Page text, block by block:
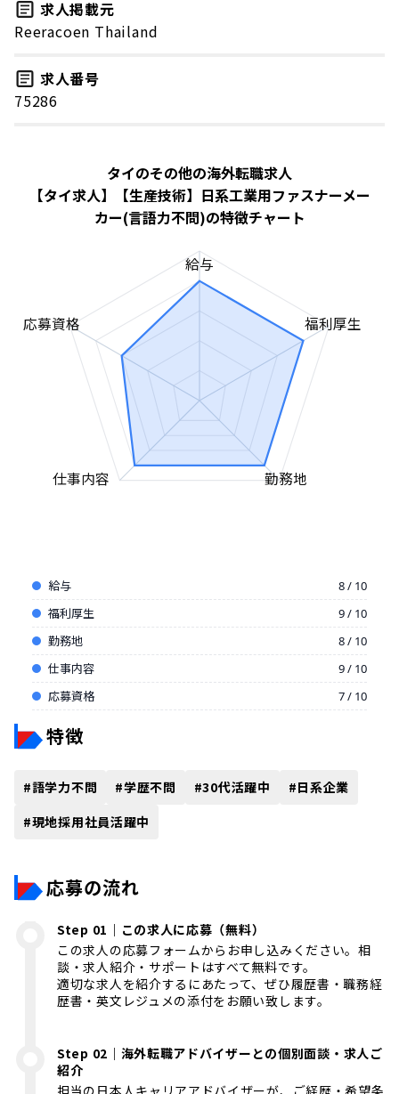
求人掲載元
Reeracoen Thailand
求人番号
75286
タイのその他の海外転職求人
【タイ求人】【生産技術】日系工業用ファスナーメー
カー(言語力不問)の特徴チャート
給与
福利厚生
勤務地
仕事内容
応募資格
給与
8 / 10
福利厚生
9 / 10
勤務地
8 / 10
仕事内容
9 / 10
応募資格
7 / 10
特徴
#語学力不問 #学歴不問 #30代活躍中 #日系企業
#現地採用社員活躍中
応募の流れ
Step 01｜この求人に応募（無料）
この求人の応募フォームからお申し込みください。相
談・求人紹介・サポートはすべて無料です。
適切な求人を紹介するにあたって、ぜひ履歴書・職務経
歴書・英文レジュメの添付をお願い致します。
Step 02｜海外転職アドバイザーとの個別面談・求人ご
紹介
担当の日本人キャリアアドバイザーが、ご経歴・希望条